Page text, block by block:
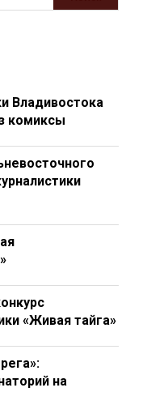
Владивостока
комиксы
«Живая тайга»
на